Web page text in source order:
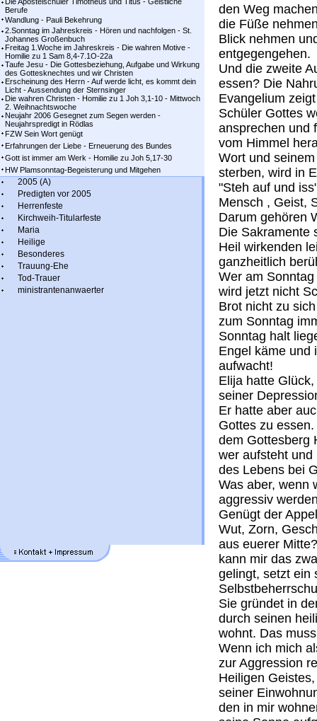
Berufe
Wandlung - Pauli Bekehrung
2.Sonntag im Jahreskreis - Hören und nachfolgen - St.
Johannes Großenbuch
Freitag 1.Woche im Jahreskreis - Die wahren Motive -
Homilie zu 1 Sam 8,4-7.1O-22a
Taufe Jesu - Die Gottesbeziehung, Aufgabe und Wirkung
des Gottesknechtes und wir Christen
Erscheinung des Herrn - Auf werde licht, es kommt dein
Licht - Aussendung der Sternsinger
Die wahren Christen - Homilie zu 1 Joh 3,1-10 - Mittwoch
2. Weihnachtswoche
Neujahr 2006 Gesegnet zum Segen werden -
Neujahrspredigt in Rödlas
FZW Sein Wort genügt
Erfahrungen der Liebe - Erneuerung des Bundes
Gott ist immer am Werk - Homilie zu Joh 5,17-30
HW Plamsonntag-Begeisterung und Mitgehen
2005 (A)
Predigten vor 2005
Herrenfeste
Kirchweih-Titularfeste
Maria
Heilige
Besonderes
Trauung-Ehe
Tod-Trauer
ministrantenanwaerter
den Weg
die Füße
Blick nehmen
entgegengehen.
Und die zweite
essen? Die
Evangelium
Schüler Gottes
ansprechen und
vom Himmel
Wort und
sterben, wird in
"Steh auf und
Mensch , Geist,
Darum gehören
Die Sakramente
Heil wirkenden
ganzheitlich
Wer am
wird jetzt nicht
Brot nicht zu
zum Sonntag
Sonntag halt
Engel käme und
aufwacht!
Elija hatte
seiner
Er hatte aber
Gottes zu
dem Gottesberg
wer aufsteht
des Lebens
Was aber, wenn
aggressiv
Genügt der
Wut, Zorn,
aus euerer
kann mir das
gelingt, setzt ein
Sie gründet in
durch seinen
wohnt. Das
Wenn ich mich
zur Aggression
Heiligen
seiner
den in mir